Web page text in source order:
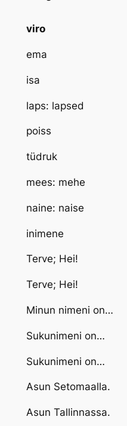
viro
ema
isa
laps: lapsed
poiss
tüdruk
mees: mehe
naine: naise
inimene
Terve; Hei!
Terve; Hei!
Minun nimeni on…
Sukunimeni on…
Sukunimeni on…
Asun Setomaalla.
Asun Tallinnassa.